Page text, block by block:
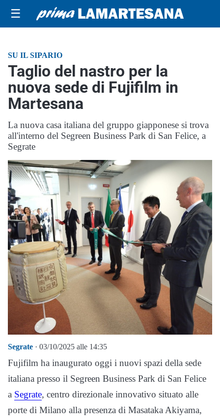
☰
SU IL SIPARIO
Taglio del nastro per la
nuova sede di Fujifilm in
Martesana
La nuova casa italiana del gruppo giapponese si trova
all'interno del Segreen Business Park di San Felice, a
Segrate
Segrate · 03/10/2025 alle 14:35
Fujifilm ha inaugurato oggi i nuovi spazi della sede
italiana presso il Segreen Business Park di San Felice
a Segrate, centro direzionale innovativo situato alle
porte di Milano alla presenza di Masataka Akiyama,